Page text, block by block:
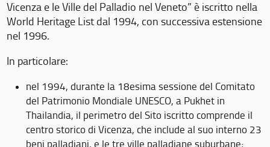
Vicenza e le Ville del Palladio nel Veneto” è iscritto nella
World Heritage List dal 1994, con successiva estensione
nel 1996.
In particolare:
nel 1994, durante la 18esima sessione del Comitato
del Patrimonio Mondiale UNESCO, a Pukhet in
Thailandia, il perimetro del Sito iscritto comprende il
centro storico di Vicenza, che include al suo interno 23
beni palladiani, e le tre ville palladiane suburbane;